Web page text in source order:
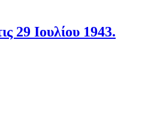
29 Ιουλίου 1943.